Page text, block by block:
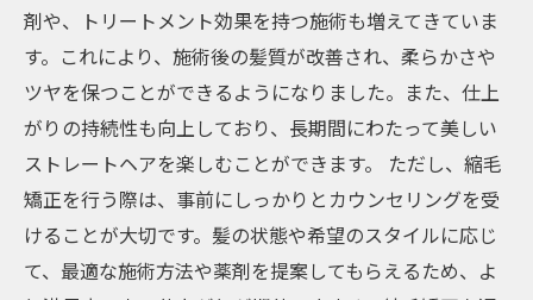
剤や、トリートメント効果を持つ施術も増えてきていま
す。これにより、施術後の髪質が改善され、柔らかさや
ツヤを保つことができるようになりました。また、仕上
がりの持続性も向上しており、長期間にわたって美しい
ストレートヘアを楽しむことができます。 ただし、縮毛
矯正を行う際は、事前にしっかりとカウンセリングを受
けることが大切です。髪の状態や希望のスタイルに応じ
て、最適な施術方法や薬剤を提案してもらえるため、よ